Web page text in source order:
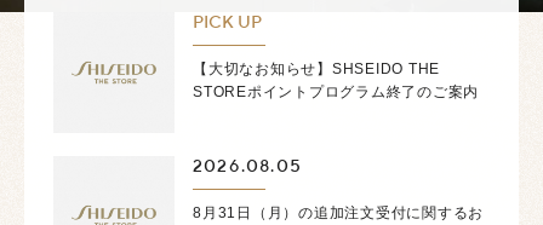
PICK UP
【大切なお知らせ】SHSEIDO THE
STOREポイントプログラム終了のご案内
2026.08.05
8月31日（月）の追加注文受付に関するお